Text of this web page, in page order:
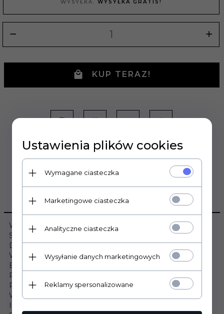
WYSYŁKA: WYSYŁKA GRATIS!
KUP TERAZ!
OPIS PRODUKTU
Wymiary:
Szerokość: 120cm
Długość: 200cm
Wysokość: 13cm
Budowa materaca:
Pianka T25 (8cm): Tak
Profilowana pianka T25 (3cm): Tak
Warstwa owaty: Tak
Informacje dodatkowe:
Ustawienia plików cookies
Wymagane ciasteczka
Marketingowe ciasteczka
Analityczne ciasteczka
Wysyłanie danych marketingowych
Reklamy spersonalizowane